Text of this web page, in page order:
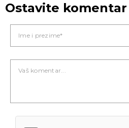
Ostavite komentar